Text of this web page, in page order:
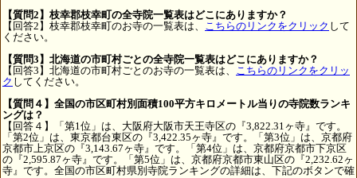
【質問2】枝幸郡枝幸町の全寺院一覧表はどこにありますか？
【回答2】枝幸郡枝幸町のお寺の一覧表は、 こちらのリンクをクリック して
ください。
【質問3】北海道の市町村ごとの全寺院一覧表はどこにありますか？
【回答3】北海道の市町村ごとのお寺の一覧表は、 こちらのリンクをクリッ
ク してください。
【質問４】全国の市区町村別面積100平方キロメートル当りの寺院数ランキ
ングは？
【回答４】「第1位」は、大阪府大阪市天王寺区の『3,822.31ヶ寺』です。
「第2位」は、東京都台東区の『3,422.35ヶ寺』です。「第3位」は、京都府
京都市上京区の『3,143.67ヶ寺』です。「第4位」は、京都府京都市下京区
の『2,595.87ヶ寺』です。「第5位」は、京都府京都市東山区の『2,232.62ヶ
寺』です。全国の市区町村県別寺院ランキングの詳細は、下記のボタンで確